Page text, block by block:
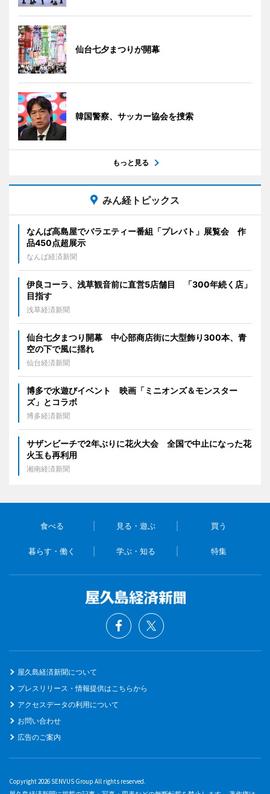
仙台七夕まつりが開幕
韓国警察、サッカー協会を捜索
もっと見る
みん経トピックス
なんば高島屋でバラエティー番組「プレバト」展覧会 作
品450点超展示
なんば経済新聞
伊良コーラ、浅草観音前に直営5店舗目 「300年続く店」
目指す
浅草経済新聞
仙台七夕まつり開幕 中心部商店街に大型飾り300本、青
空の下で風に揺れ
仙台経済新聞
博多で水遊びイベント 映画「ミニオンズ＆モンスター
ズ」とコラボ
博多経済新聞
サザンビーチで2年ぶりに花火大会 全国で中止になった花
火玉も再利用
湘南経済新聞
食べる 見る・遊ぶ 買う
暮らす・働く 学ぶ・知る 特集
屋久島経済新聞について
プレスリリース・情報提供はこちらから
アクセスデータの利用について
お問い合わせ
広告のご案内
Copyright 2026 SENVUS Group All rights reserved.